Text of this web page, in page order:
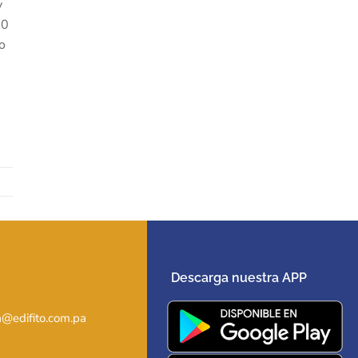
Descarga nuestra APP